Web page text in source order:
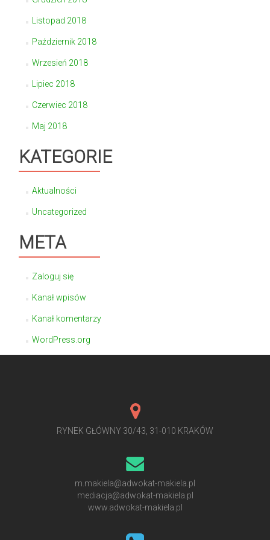
Listopad 2018
Październik 2018
Wrzesień 2018
Lipiec 2018
Czerwiec 2018
Maj 2018
KATEGORIE
Aktualności
Uncategorized
META
Zaloguj się
Kanał wpisów
Kanał komentarzy
WordPress.org
RYNEK GŁÓWNY 30/43, 31-010 KRAKÓW
m.makiela@adwokat-makiela.pl
mediacja@adwokat-makiela.pl
www.adwokat-makiela.pl